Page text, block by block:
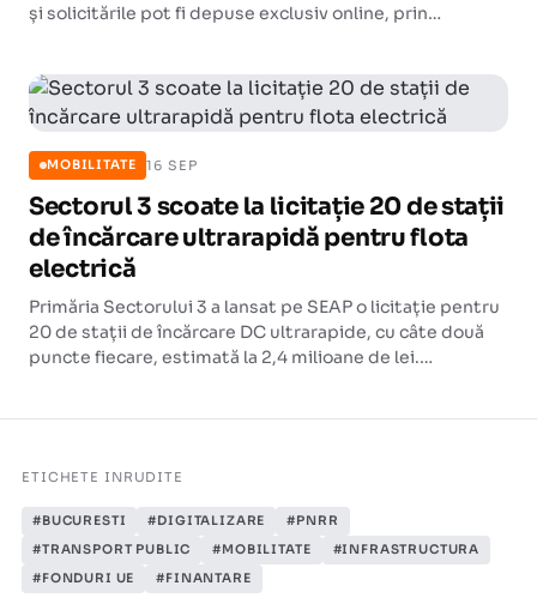
și solicitările pot fi depuse exclusiv online, prin
MOBILITATE 16 SEP
Sectorul 3 scoate la licitație 20 de stații
de încărcare ultrarapidă pentru flota
electrică
Primăria Sectorului 3 a lansat pe SEAP o licitație pentru
20 de stații de încărcare DC ultrarapide, cu câte două
puncte fiecare, estimată la 2,4 milioane de lei.
ETICHETE INRUDITE
#BUCURESTI #DIGITALIZARE
#PNRR
#TRANSPORT PUBLIC
#MOBILITATE
#INFRASTRUCTURA
#FONDURI UE
#FINANTARE